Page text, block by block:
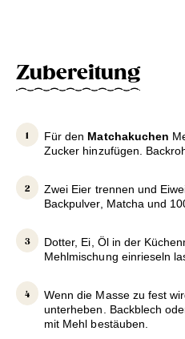
Zubereitung
Für den Matchakuchen
Zucker hinzufügen.
Zwei Eier trennen und
Backpulver, Matcha und
Dotter, Ei, Öl in der
Mehlmischung einrieseln
Wenn die Masse zu fest
unterheben. Backblech
mit Mehl bestäuben.